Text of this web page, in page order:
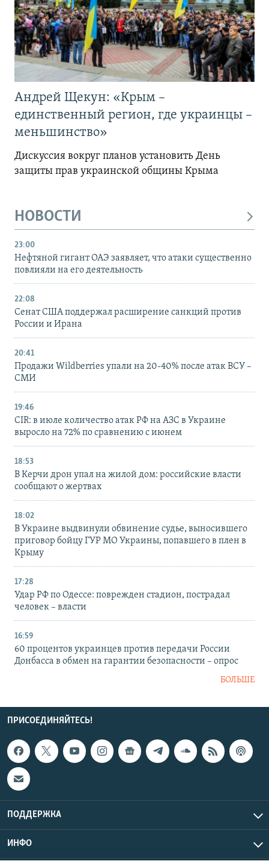
Андрей Щекун: «Крым –
единственный регион, где украинцы –
меньшинство»
Дискуссия вокруг планов установить День
защиты прав украинской общины Крыма
НОВОСТИ
23:00
Нефтяной гигант ОАЭ заявляет, что атаки существенно
повлияли на его деятельность
22:08
Сенат США поддержал расширение санкций против
России и Ирана
20:41
Продажи Wildberries упали на 20-40% после атак ВСУ –
СМИ
19:46
CIR: в июле количество атак РФ на АЗС в Украине
выросло на 72% по сравнению с июнем
18:53
В Керчи дрон упал на жилой дом: российские власти
сообщают о жертвах
18:02
В Украине выдвинули обвинение судье, выносившего
приговор бойцу ГУР МО Украины, попавшего в плен в
Крыму
17:28
Удар РФ по Одессе: поврежден стадион, пострадал
человек – власти
16:59
60 процентов украинцев против передачи России
Донбасса в обмен на гарантии безопасности – опрос
БОЛЬШЕ
ПРИСОЕДИНЯЙТЕСЬ!
ПОДДЕРЖКА
ИНФО